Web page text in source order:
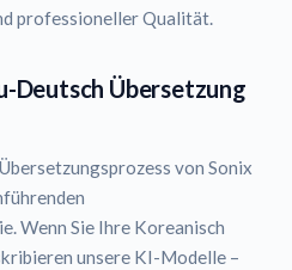
professioneller Qualität.
Deutsch Übersetzung
von Sonix
Wenn Sie Ihre Koreanisch
unsere KI-Modelle –